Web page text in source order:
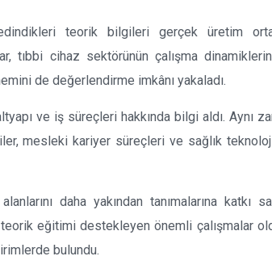
teorik bilgileri gerçek üretim
tıbbi cihaz sektörünün çalışma
de değerlendirme imkânı yakaladı.
ve iş süreçleri hakkında bilgi aldı. Aynı
mesleki kariyer süreçleri ve sağlık
daha yakından tanımalarına katkı
eğitimi destekleyen önemli çalışmalar
bulundu.